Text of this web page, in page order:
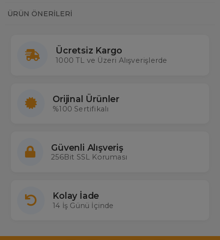
ÜRÜN ÖNERILERI
Ücretsiz Kargo
1000 TL ve Üzeri Alışverişlerde
Orijinal Ürünler
%100 Sertifikalı
Güvenli Alışveriş
256Bit SSL Koruması
Kolay İade
14 İş Günü İçinde